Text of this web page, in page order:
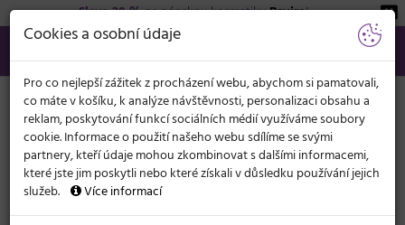
Sleva 20 %na pánskou kosmetikuBeviro!
566 440 099
info@svetkadernictvi.cz
Po−pá: 8−17
Vše o nákupu Kč
KATEGORIE
MENU
Kadeřnické potřeby Hřebeny Ionizační
Cookies a osobní údaje
Pro co nejlepší zážitek z procházení webu, abychom si pamatovali,
co máte v košíku, k analýze návštěvnosti, personalizaci obsahu a
reklam, poskytování funkcí sociálních médií využíváme soubory
cookie. Informace o použití našeho webu sdílíme se svými
partnery, kteří údaje mohou zkombinovat s dalšími informacemi,
které jste jim poskytli nebo které získali v důsledku používání jejich
služeb.
Více informací